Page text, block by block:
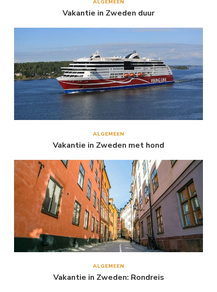
ALGEMEEN
Vakantie in Zweden duur
ALGEMEEN
Vakantie in Zweden met hond
ALGEMEEN
Vakantie in Zweden: Rondreis